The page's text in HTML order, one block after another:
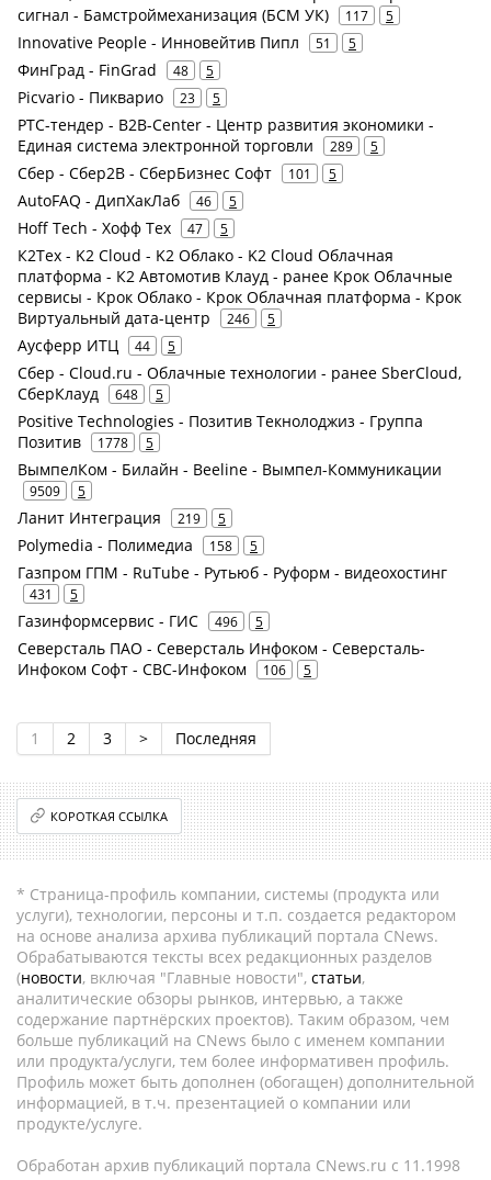
сигнал - Бамстроймеханизация (БСМ УК)
117 5
Innovative People - Инновейтив Пипл 51 5
ФинГрад - FinGrad 48 5
Picvario - Пикварио 23 5
РТС-тендер - B2B-Center - Центр развития экономики -
Единая система электронной торговли
289 5
Сбер - Сбер2В - СберБизнес Софт 101 5
AutoFAQ - ДипХакЛаб 46 5
Hoff Tech - Хофф Тех 47 5
К2Тех - K2 Cloud - K2 Облако - K2 Cloud Облачная
платформа - К2 Автомотив Клауд - ранее Крок Облачные
сервисы - Крок Облако - Крок Облачная платформа - Крок
Виртуальный дата-центр
246 5
Аусферр ИТЦ 44 5
Сбер - Cloud.ru - Облачные технологии - ранее SberCloud,
СберКлауд
648 5
Positive Technologies - Позитив Текнолоджиз - Группа
Позитив
1778 5
ВымпелКом - Билайн - Beeline - Вымпел-Коммуникации
9509 5
Ланит Интеграция 219 5
Polymedia - Полимедиа 158 5
Газпром ГПМ - RuTube - Рутьюб - Руформ - видеохостинг
431 5
Газинформсервис - ГИС 496 5
Северсталь ПАО - Северсталь Инфоком - Северсталь-
Инфоком Софт - СВС-Инфоком
106 5
1 2 3 > Последняя
КОРОТКАЯ ССЫЛКА
* Страница-профиль компании, системы (продукта или
услуги), технологии, персоны и т.п. создается редактором
на основе анализа архива публикаций портала CNews.
Обрабатываются тексты всех редакционных разделов
(новости, включая "Главные новости", статьи,
аналитические обзоры рынков, интервью, а также
содержание партнёрских проектов). Таким образом, чем
больше публикаций на CNews было с именем компании
или продукта/услуги, тем более информативен профиль.
Профиль может быть дополнен (обогащен) дополнительной
информацией, в т.ч. презентацией о компании или
продукте/услуге.
Обработан архив публикаций портала CNews.ru c 11.1998